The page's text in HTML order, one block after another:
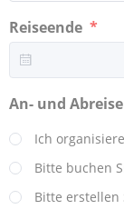
Reiseende
An- und Abreise
Ich
Bitte buchen
Bitte erstellen